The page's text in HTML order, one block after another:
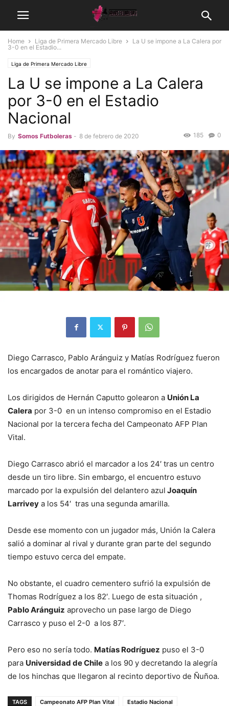
Home Liga de Primera Mercado Libre
La U se impone a La Calera por
3-0 en el Estadio...
Liga de Primera Mercado Libre
La U se impone a La Calera
por 3-0 en el Estadio
Nacional
By Somos Futboleras - 8 de febrero de 2020 0
185
Diego Carrasco, Pablo Aránguiz y Matías Rodríguez fueron
los encargados de anotar para el romántico viajero.
Los dirigidos de Hernán Caputto golearon a Unión La
Calera por 3-0 en un intenso compromiso en el Estadio
Nacional por la tercera fecha del Campeonato AFP Plan
Vital.
Diego Carrasco abrió el marcador a los 24′ tras un centro
desde un tiro libre. Sin embargo, el encuentro estuvo
marcado por la expulsión del delantero azul Joaquín
Larrivey a los 54′ tras una segunda amarilla.
Desde ese momento con un jugador más, Unión la Calera
salió a dominar al rival y durante gran parte del segundo
tiempo estuvo cerca del empate.
No obstante, el cuadro cementero sufrió la expulsión de
Thomas Rodríguez a los 82′. Luego de esta situación ,
Pablo Aránguiz aprovecho un pase largo de Diego
Carrasco y puso el 2-0 a los 87′.
Pero eso no sería todo. Matías Rodríguez puso el 3-0
para Universidad de Chile a los 90 y decretando la alegría
de los hinchas que llegaron al recinto deportivo de Ñuñoa.
TAGS Campeonato AFP Plan Vital
Estadio Nacional